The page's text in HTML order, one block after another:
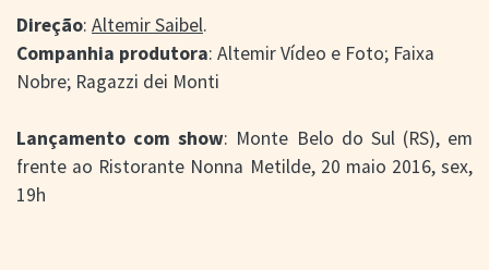
CONTATO E
LOCALIZAÇÃO
Direção: Altemir Saibel.
Companhia produtora: Altemir Vídeo e Foto; Faixa
Nobre; Ragazzi dei Monti
Lançamento com show: Monte Belo do Sul (RS), em
frente ao Ristorante Nonna Metilde, 20 maio 2016, sex,
19h